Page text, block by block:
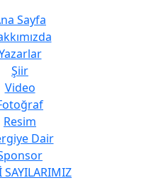
Sayfa
Şiir
Video
Resim
Dair
SAYILARIMIZ